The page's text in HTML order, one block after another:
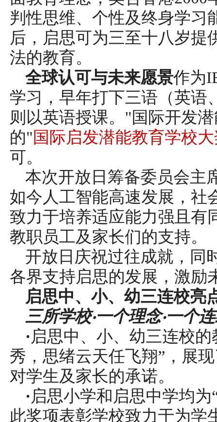
判性思维、个性及终身学习
后，启思可为三至十八岁提
法的教育。
全球认可与未来愿景作为
学习，早年打下三语（英语
则以英语授课。"国际开发
的"国际启发潜能教育学校
可。
本次开放日筹备委员会主
如今人工智能高速发展，社
致力于培养适应能力强且有
教职员工及家长们的支持。
开放日庆祝过往成就，同
各界支持启思的发展，激励
启思中、小、幼三连校亮
三所学校‧一个理念‧一个
·启思中、小、幼三连校
秀，思绪云天任飞翔”，展
对学生及家长的承诺。
·启思小学和启思中学均
此奖项表彰学校致力于为学